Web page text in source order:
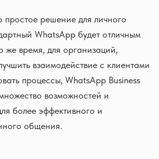
простое решение для личного
WhatsApp будет отличным
же время, для организаций,
взаимодействие с клиентами
процессы, WhatsApp Business
возможностей и
более эффективного и
общения.